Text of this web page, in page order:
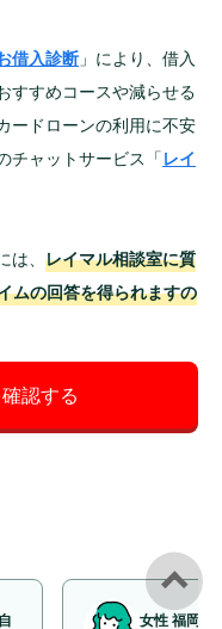
借入診断 」により、借入
すすめコースや減らせる
ードローンの利用に不安
チャットサービス「レイ
、 レイマル相談室に質
ムの回答を得られますの
認する
女性 福岡県